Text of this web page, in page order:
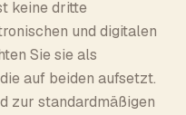
keine dritte
und digitalen
Sie sie als
auf beiden aufsetzt.
zur standardmäßigen